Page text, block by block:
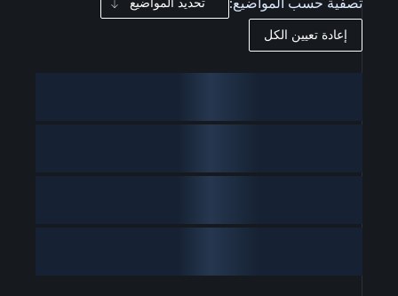
تصفية حسب المواضيع: تحديد المواضيع
إعادة تعيين الكل